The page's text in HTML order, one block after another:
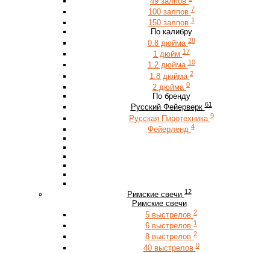
100 залпов 7
150 залпов 1
По калибру
0.8 дюйма 28
1 дюйм 17
1.2 дюйма 10
1.8 дюйма 2
2 дюйма 0
По бренду
Русский Фейерверк 61
Русская Пиротехника 9
Фейерленд 4
Римские свечи 12
Римские свечи
5 выстрелов 2
6 выстрелов 1
8 выстрелов 2
40 выстрелов 0